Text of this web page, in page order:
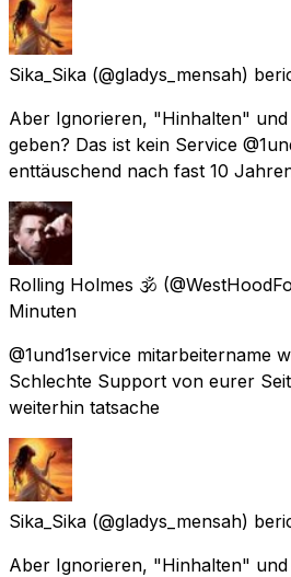
Sika_Sika (@gladys_mensah)
Aber Ignorieren, "Hinhalten"
geben? Das ist kein Service
enttäuschend nach fast 10
Rolling Holmes 🕉️
Minuten
@1und1service mitarbeitername
Schlechte Support von eurer
weiterhin tatsache
Sika_Sika (@gladys_mensah)
Aber Ignorieren, "Hinhalten"